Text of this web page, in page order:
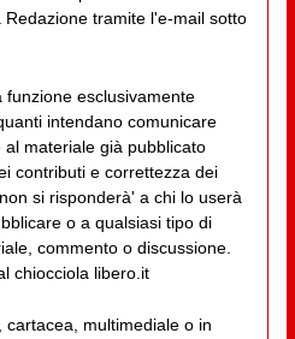
tramite l'e-mail sotto
funzione esclusivamente
intendano comunicare
materiale già pubblicato
contributi e correttezza dei
si risponderà' a chi lo userà
o a qualsiasi tipo di
commento o discussione.
chiocciola libero.it
multimediale o in